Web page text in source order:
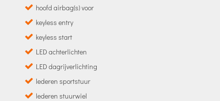
hoofd airbag(s) voor
keyless entry
keyless start
LED achterlichten
LED dagrijverlichting
lederen sportstuur
lederen stuurwiel